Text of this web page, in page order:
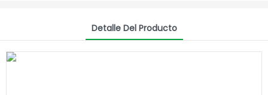
Detalle Del Producto